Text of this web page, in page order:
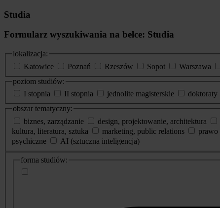
Studia
Formularz wyszukiwania na belce: Studia
lokalizacja:
Katowice
Poznań Rzeszów Sopot Warszawa
poziom studiów:
I stopnia
II stopnia jednolite magisterskie doktoraty
obszar tematyczny:
biznes, zarządzanie
design, projektowanie, architektura
kultura, literatura, sztuka
marketing, public relations prawo
psychiczne
AI (sztuczna inteligencja)
dodatkowe
informacje
forma studiów: